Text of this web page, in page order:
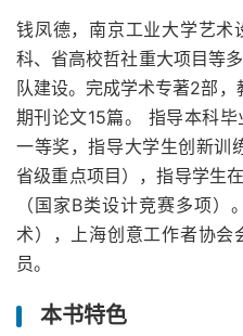
钱凤德，南京工业大学艺术
科、省高校哲社重大项目等
队建设。完成学术专著2部，
期刊论文15篇。 指导本科
一等奖，指导大学生创新训
省级重点项目），指导学生
（国家B类设计竞赛多项
术），上海创意工作者协会
员。
本书特色